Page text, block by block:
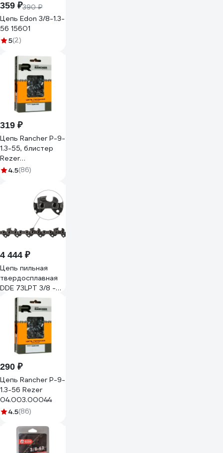
359 ₽390 ₽
Цепь Edon 3/8-1.3-
56 15601
5(2)
319 ₽
Цепь Rancher P-9-
1.3-55, блистер
Rezer
04.003.00043
4.5(86)
4 444 ₽
Цепь пильная
твердосплавная
DDE 73LPT 3/8 -
68 - 1.5 мм 920-
290 ₽
Цепь Rancher P-9-
1.3-56 Rezer
04.003.00044
4.5(86)